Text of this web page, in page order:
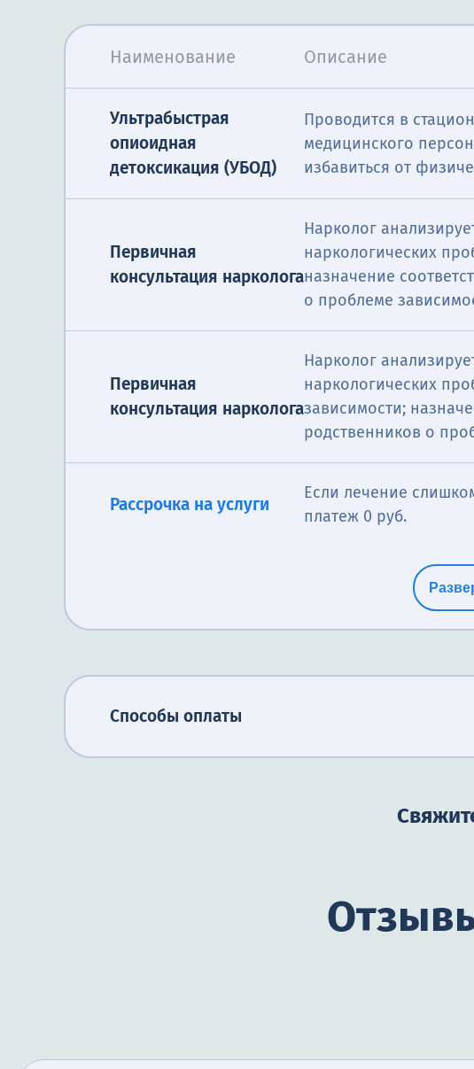
Наименование Описание
Ультрабыстрая
опиоидная
детоксикация (УБОД)
Проводится в
медицинского
избавиться от
Первичная
консультация нарколога
Нарколог
наркологических
назначение
о проблеме
Первичная
консультация нарколога
Нарколог
наркологических
зависимости;
родственников о
Рассрочка на услуги
Если лечение
платеж 0 руб.
Способы оплаты